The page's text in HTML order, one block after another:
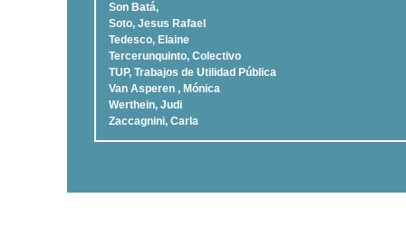
Son Batá,
Soto, Jesus Rafael
Tedesco, Elaine
Tercerunquinto, Colectivo
TUP, Trabajos de Utilidad Pública
Van Asperen , Mónica
Werthein, Judi
Zaccagnini, Carla